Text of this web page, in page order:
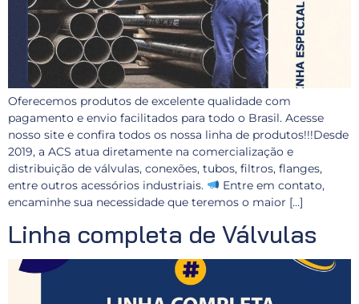
Oferecemos produtos de excelente qualidade com
pagamento e envio facilitados para todo o Brasil. Acesse
nosso site e confira todos os nossa linha de produtos!!!Desde
2019, a ACS atua diretamente na comercialização e
distribuição de válvulas, conexões, tubos, filtros, flanges,
entre outros acessórios industriais.
Entre em contato,
encaminhe sua necessidade que teremos o maior […]
Linha completa de Válvulas